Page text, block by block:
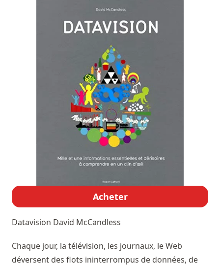
Acheter
Datavision David McCandless
Chaque jour, la télévision, les journaux, le Web
déversent des flots ininterrompus de données, de